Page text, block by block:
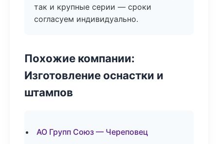
так и крупные серии — сроки
согласуем индивидуально.
Похожие компании:
Изготовление оснастки и
штампов
АО Групп Союз — Череповец